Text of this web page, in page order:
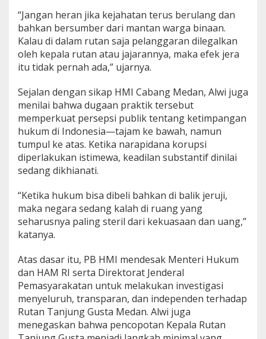
a
n
“Jangan heran jika kejahatan terus berulang dan
bahkan bersumber dari mantan warga binaan.
Kalau di dalam rutan saja pelanggaran dilegalkan
oleh kepala rutan atau jajarannya, maka efek jera
itu tidak pernah ada,” ujarnya.
Sejalan dengan sikap HMI Cabang Medan, Alwi juga
menilai bahwa dugaan praktik tersebut
memperkuat persepsi publik tentang ketimpangan
hukum di Indonesia—tajam ke bawah, namun
tumpul ke atas. Ketika narapidana korupsi
diperlakukan istimewa, keadilan substantif dinilai
sedang dikhianati.
“Ketika hukum bisa dibeli bahkan di balik jeruji,
maka negara sedang kalah di ruang yang
seharusnya paling steril dari kekuasaan dan uang,”
katanya.
Atas dasar itu, PB HMI mendesak Menteri Hukum
dan HAM RI serta Direktorat Jenderal
Pemasyarakatan untuk melakukan investigasi
menyeluruh, transparan, dan independen terhadap
Rutan Tanjung Gusta Medan. Alwi juga
menegaskan bahwa pencopotan Kepala Rutan